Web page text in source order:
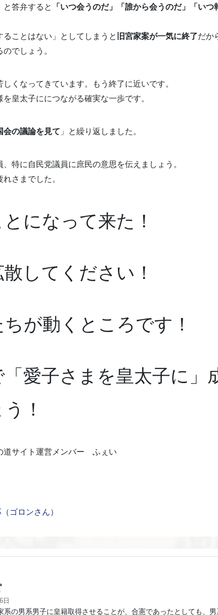
と答弁すると
「いつ会うのだ」「誰から会うのだ」「いつ
ることはない」としてしまうと 旧宮家案が一気に終了だか
でしょう。
しくなってきています。もう終了に近いです。
皇太子ににつながる確実な一歩です。
会の議論を見て 」と繰り返しました。
特に自民党議員に庶民の意思を伝えましょう。
さまでした。
になって来た！
してください！
が動くところです！
「愛子さまを皇太子に」
！
サイト運営メンバー ふぇい
ゴロンさん）
日
系の男系男子に皇籍取得させることが、合憲であったとしても、